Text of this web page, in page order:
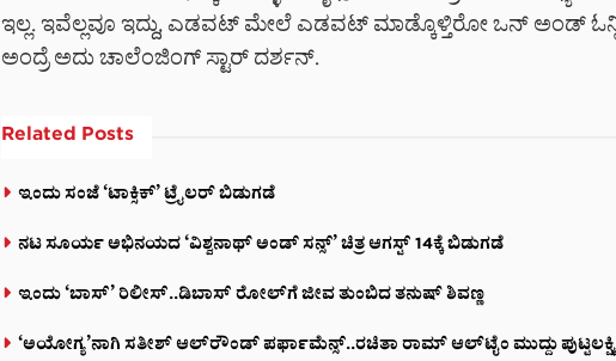
ಇಲ್ಲ. ಇವೆಲ್ಲವೂ ಇದ್ದು, ಎಡವಟ್ ಮೇಲೆ ಎಡವಟ್ ಮಾಡ್ಕೊಳ್ತಿರೋ ಒನ್ ಅಂಡ್ ಓನ್ಲಿ
ಅಂದ್ರೆ ಅದು ಚಾಲೆಂಜಿಂಗ್ ಸ್ಟಾರ್ ದರ್ಶನ್.
Related Posts
ಇಂದು ಸಂಜೆ ‘ಟಾಕ್ಸಿಕ್’ ಟ್ರೈಲರ್ ಬಿಡುಗಡೆ
ನಟ ಸೂರ್ಯ ಅಭಿನಯದ ‘ವಿಶ್ವನಾಥ್ ಅಂಡ್ ಸನ್ಸ್’ ಚಿತ್ರ ಆಗಸ್ಟ್ 14ಕ್ಕೆ ಬಿಡುಗಡೆ
ಇಂದು ‘ಬಾಸ್’ ರಿಲೀಸ್..ಡಿಬಾಸ್ ರೋಲ್‌ಗೆ ಜೀವ ತುಂಬಿದ ತನುಷ್ ಶಿವಣ್ಣ
‘ಅಯೋಗ್ಯ’ನಾಗಿ ಸತೀಶ್ ಆಲ್‌ರೌಂಡ್ ಪರ್ಫಾಮೆನ್ಸ್..ರಚಿತಾ ರಾಮ್ ಆಲ್‌‌ಟೈಂ ಮುದ್ದು